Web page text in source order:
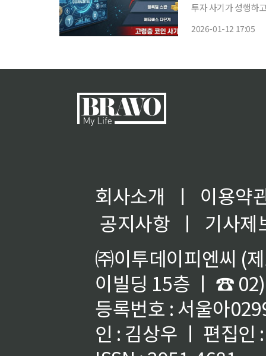
투자 사기가 성행하
2026-01-12 17:05
회사소개 ㅣ
이용약
공지사항
ㅣ
기사제
㈜이투데이피엔씨 (
이빌딩 15층 ㅣ ☎
등록번호 : 서울아
인 : 김상우 ㅣ 편집인